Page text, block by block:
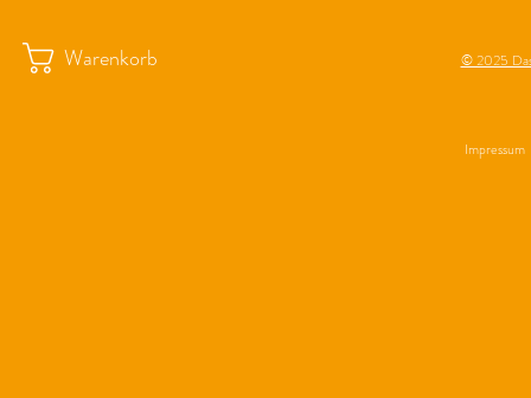
Warenkorb © 2025
Impressum